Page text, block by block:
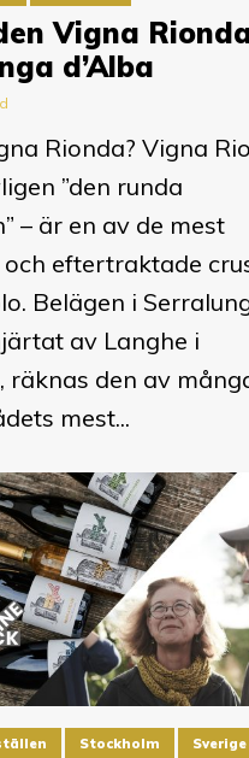
Vigna
d’Alba
Rionda? Vigna
”den runda
– är en av de mest
eftertraktade
Belägen i
av Langhe i
räknas den av
mest...
Stockholm Sverige